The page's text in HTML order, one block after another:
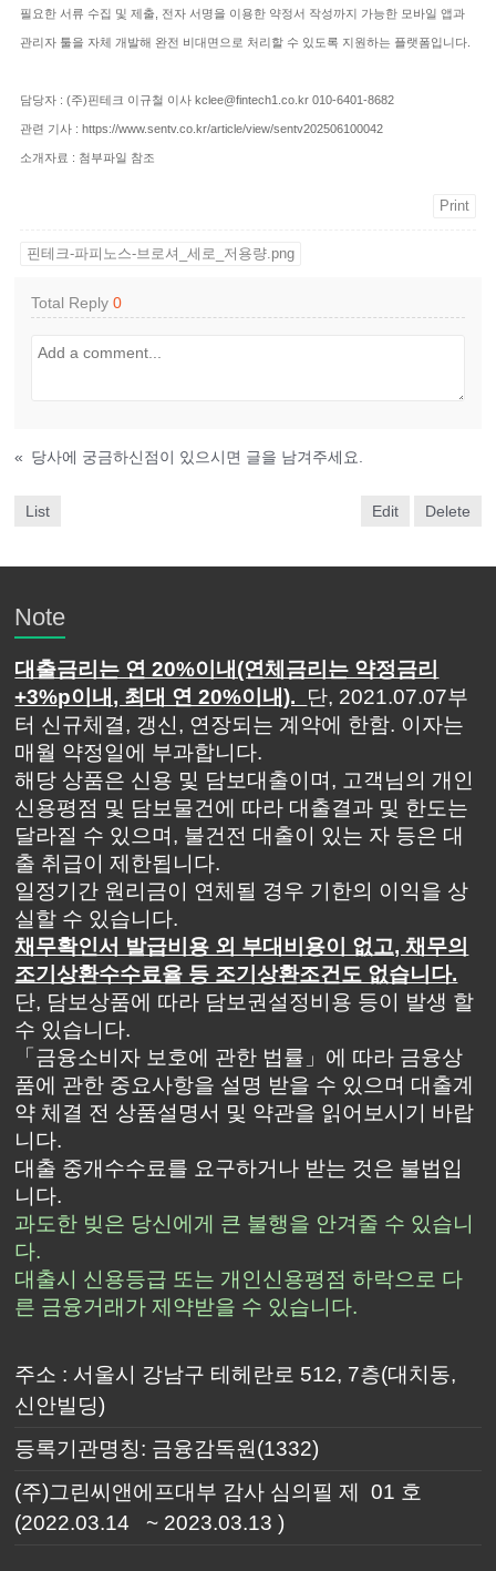
필요한 서류 수집 및 제출, 전자 서명을 이용한 약정서 작성까지 가능한 모바일 앱과
관리자 툴을 자체 개발해 완전 비대면으로 처리할 수 있도록 지원하는 플랫폼입니다.
담당자 : (주)핀테크 이규철 이사 kclee@fintech1.co.kr 010-6401-8682
관련 기사 : https://www.sentv.co.kr/article/view/sentv202506100042
소개자료 : 첨부파일 참조
Print
핀테크-파피노스-브로셔_세로_저용량.png
Total Reply0
« 당사에 궁금하신점이 있으시면 글을 남겨주세요.
List Edit Delete
Note
대출금리는 연 20%이내(연체금리는 약정금리
+3%p이내, 최대 연 20%이내). 단, 2021.07.07부
터 신규체결, 갱신, 연장되는 계약에 한함. 이자는
매월 약정일에 부과합니다.
해당 상품은 신용 및 담보대출이며, 고객님의 개인
신용평점 및 담보물건에 따라 대출결과 및 한도는
달라질 수 있으며, 불건전 대출이 있는 자 등은 대
출 취급이 제한됩니다.
일정기간 원리금이 연체될 경우 기한의 이익을 상
실할 수 있습니다.
채무확인서 발급비용 외 부대비용이 없고, 채무의
조기상환수수료율 등 조기상환조건도 없습니다.
단, 담보상품에 따라 담보권설정비용 등이 발생 할
수 있습니다.
「금융소비자 보호에 관한 법률」에 따라 금융상
품에 관한 중요사항을 설명 받을 수 있으며 대출계
약 체결 전 상품설명서 및 약관을 읽어보시기 바랍
니다.
대출 중개수수료를 요구하거나 받는 것은 불법입
니다.
과도한 빚은 당신에게 큰 불행을 안겨줄 수 있습니
다.
대출시 신용등급 또는 개인신용평점 하락으로 다
른 금융거래가 제약받을 수 있습니다.
주소 : 서울시 강남구 테헤란로 512, 7층(대치동,
신안빌딩)
등록기관명칭: 금융감독원(1332)
(주)그린씨앤에프대부 감사 심의필 제 01 호
(2022.03.14 ~ 2023.03.13 )